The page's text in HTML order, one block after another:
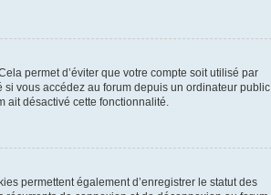
permet d’éviter que votre compte soit utilisé par
vous accédez au forum depuis un ordinateur public,
ait désactivé cette fonctionnalité.
permettent également d’enregistrer le statut des